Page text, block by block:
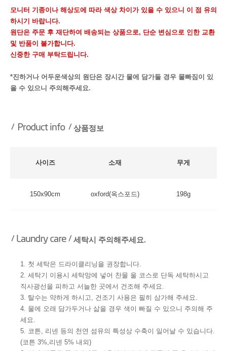
모니터 기종이나 해상도에 따라 색상 차이가 있을 수 있으니 이 점 유의
하시기 바랍니다.
원단은 주문 후 재단하여 배송되는 상품으로, 단순 변심으로 인한 교환
및 반품이 불가합니다.
신중한 구매 부탁드립니다.
*진하거나 어두운색상의 원단은 장시간 물에 담가둘 경우 물빠짐이 있
을 수 있으니 주의해주세요.
상품정보
사이즈 소재 무게
150x90cm oxford(옥스포드) 198g
세탁시 주의해주세요.
1. 첫 세탁은 드라이클리닝을 권장합니다.
2. 세탁기 이용시 세탁망에 넣어 찬물 울 코스로 단독 세탁하시고
직사광선을 피하고 서늘한 곳에서 건조해 주세요.
3. 탈수는 약하게 하시고, 건조기 사용은 필히 삼가해 주세요.
4. 물에 오래 담가두거나 삶을 경우 색이 빠질 수 있으니 주의해 주
세요.
5. 코튼, 리넨 등의 천연 섬유의 특성상 수축이 일어날 수 있습니다.
(코튼 3%,리넨 5% 내외)